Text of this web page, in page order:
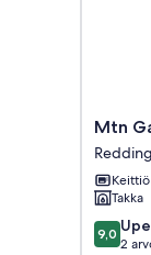
Mtn
Gate
Guest
House
~
6
Mi
Mtn
Keittiö
Takka
9.0
kautta
9,0
2